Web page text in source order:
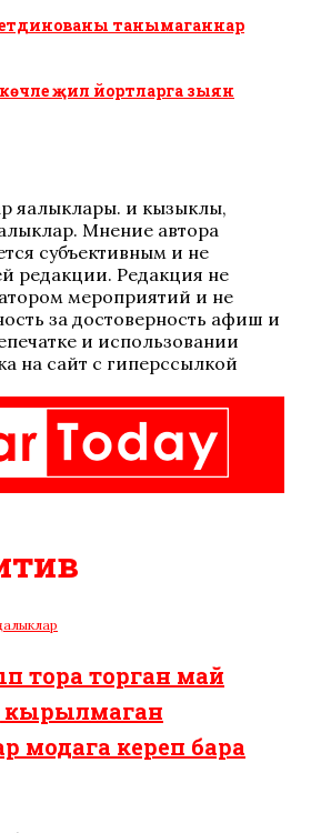
танымаганнар
җил йортларга зыян
яңалыклары. иң кызыклы,
Мнение автора
субъективным и не
редакции. Редакция не
мероприятий и не
за достоверность афиш и
и использовании
на сайт с гиперссылкой
тора торган май
кырылмаган
модага кереп бара